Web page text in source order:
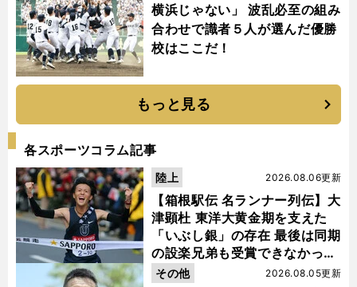
横浜じゃない」 波乱必至の組み
合わせで識者５人が選んだ優勝
校はここだ！
もっと見る
各スポーツコラム記事
【箱根駅伝 名ランナー列伝】大
津顕杜 東洋大黄金期を支えた
「いぶし銀」の存在 最後は同期
の設楽兄弟も受賞できなかった
金栗杯に輝く
2026.08.06更新
陸上
2026.08.05更新
その他